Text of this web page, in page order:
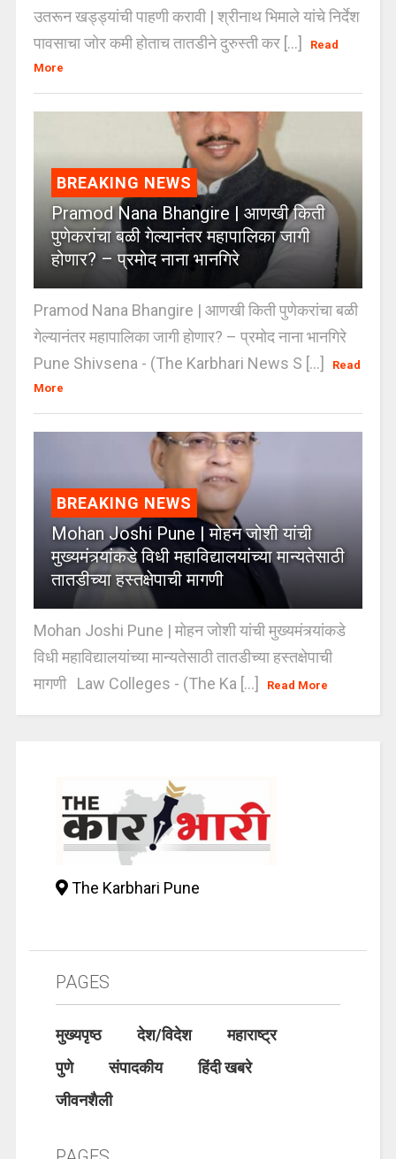
उतरून खड्ड्यांची पाहणी करावी | श्रीनाथ भिमाले यांचे निर्देश
पावसाचा जोर कमी होताच तातडीने दुरुस्ती कर [...]
Read
More
BREAKING NEWS
Pramod Nana Bhangire | आणखी किती
पुणेकरांचा बळी गेल्यानंतर महापालिका जागी
होणार? – प्रमोद नाना भानगिरे
Pramod Nana Bhangire | आणखी किती पुणेकरांचा बळी
गेल्यानंतर महापालिका जागी होणार? – प्रमोद नाना भानगिरे
Pune Shivsena - (The Karbhari News S [...]
Read
More
BREAKING NEWS
Mohan Joshi Pune | मोहन जोशी यांची
मुख्यमंत्र्यांकडे विधी महाविद्यालयांच्या मान्यतेसाठी
तातडीच्या हस्तक्षेपाची मागणी
Mohan Joshi Pune | मोहन जोशी यांची मुख्यमंत्र्यांकडे
विधी महाविद्यालयांच्या मान्यतेसाठी तातडीच्या हस्तक्षेपाची
मागणी Law Colleges - (The Ka [...]
Read More
The Karbhari Pune
PAGES
मुख्यपृष्ठ देश/विदेश
महाराष्ट्र
पुणे
संपादकीय
हिंदी खबरे
जीवनशैली